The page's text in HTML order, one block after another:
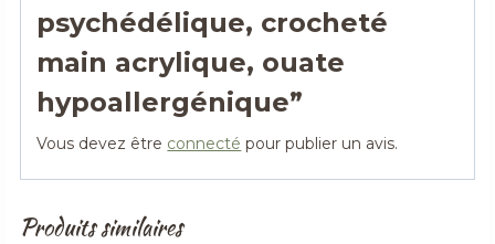
psychédélique, crocheté
main acrylique, ouate
hypoallergénique”
Vous devez être connecté pour publier un avis.
Produits similaires